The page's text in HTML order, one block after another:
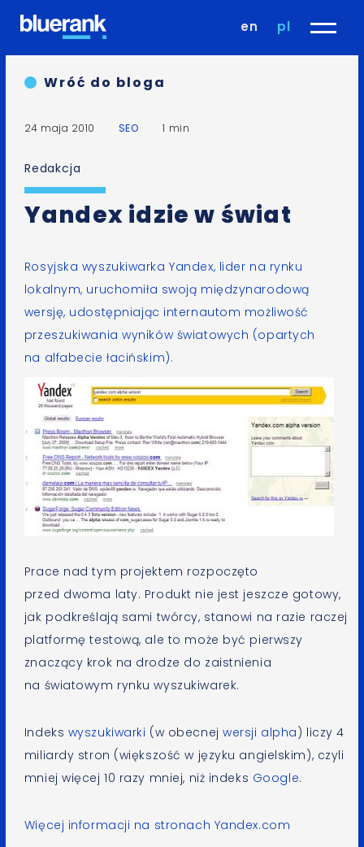
en pl
Wróć do bloga
24 maja 2010 SEO 1 min
Redakcja
Yandex idzie w świat
Rosyjska wyszukiwarkaYandex, lider na rynku
lokalnym, uruchomiła swoją międzynarodową
wersję, udostępniając internautom możliwość
przeszukiwania wyników światowych (opartych
na alfabecie łacińskim).
Prace nad tym projektem rozpoczęto
przed dwoma laty. Produkt nie jest jeszcze gotowy,
jak podkreślają sami twórcy, stanowi na razie raczej
platformę testową, ale to może być pierwszy
znaczący krok na drodze do zaistnienia
na światowym rynku wyszukiwarek.
Indeks wyszukiwarki (w obecnejwersji alpha ) liczy 4
miliardy stron (większość w języku angielskim), czyli
mniej więcej 10 razy mniej, niż indeks Google.
Więcej informacji na stronach Yandex.com